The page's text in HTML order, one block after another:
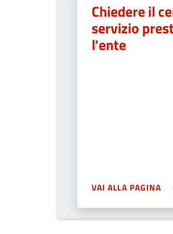
Chiedere il
servizio
l'ente
VAI ALLA PAGINA